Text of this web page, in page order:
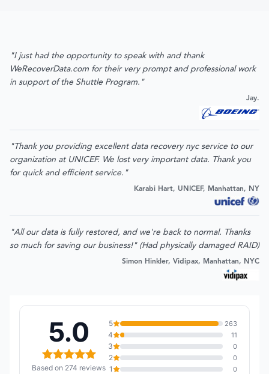
"I just had the opportunity to speak with and thank
WeRecoverData.com for their very prompt and professional work
in support of the Shuttle Program."
Jay.
"Thank you providing excellent data recovery nyc service to our
organization at UNICEF. We lost very important data. Thank you
for quick and efficient service."
Karabi Hart, UNICEF, Manhattan, NY
"All our data is fully restored, and we're back to normal. Thanks
so much for saving our business!" (Had physically damaged RAID)
Simon Hinkler, Vidipax, Manhattan, NYC
5.0
Based on 274 reviews
5 263
4 11
3 0
2 0
1 0